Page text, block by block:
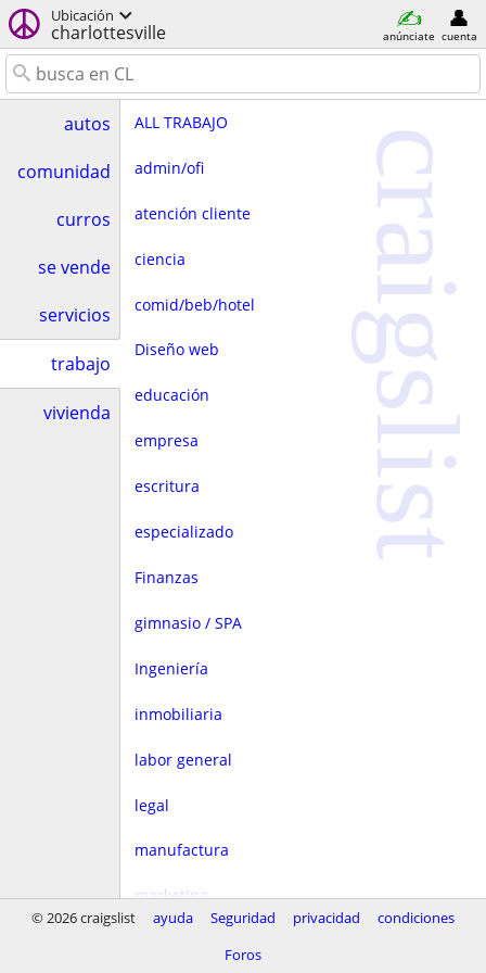
Ubicación
charlottesville anúnciate cuenta
autos
comunidad
curros
se vende
servicios
trabajo
vivienda
ALL TRABAJO
admin/ofi
atención cliente
ciencia
comid/beb/hotel
Diseño web
educación
empresa
escritura
especializado
Finanzas
gimnasio / SPA
Ingeniería
inmobiliaria
labor general
legal
manufactura
marketing
craigslist
© 2026 craigslist ayuda Seguridad privacidad
condiciones
Foros